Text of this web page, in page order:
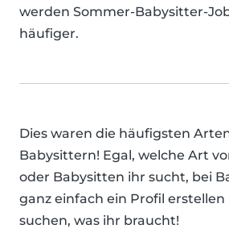
werden Sommer-Babysitter-
häufiger.
Dies waren die häufigsten
Babysittern! Egal, welche Art
oder Babysitten ihr sucht, bei
ganz einfach ein Profil
suchen, was ihr braucht!